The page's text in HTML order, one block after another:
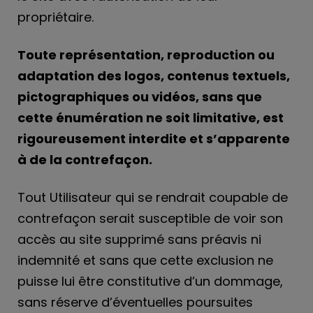
propriétaire.
Toute représentation, reproduction ou
adaptation des logos, contenus textuels,
pictographiques ou vidéos, sans que
cette énumération ne soit limitative, est
rigoureusement interdite et s’apparente
à de la contrefaçon.
Tout Utilisateur qui se rendrait coupable de
contrefaçon serait susceptible de voir son
accès au site supprimé sans préavis ni
indemnité et sans que cette exclusion ne
puisse lui être constitutive d’un dommage,
sans réserve d’éventuelles poursuites